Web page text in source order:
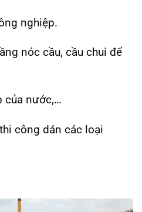
nghiệp.
nóc cầu, cầu chui để
của nước,…
công dán các loại